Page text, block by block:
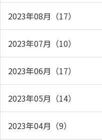
2023年08月（17）
2023年07月（10）
2023年06月（17）
2023年05月（14）
2023年04月（9）